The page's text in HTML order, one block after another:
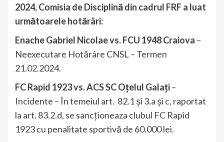
2024, Comisia de Disciplină din cadrul FRF a luat
următoarele hotărâri:
Enache Gabriel Nicolae vs. FCU 1948 Craiova –
Neexecutare Hotărâre CNSL – Termen
21.02.2024.
FC Rapid 1923 vs. ACS SC Oțelul Galați–
Incidente – În temeiul art. 82.1 și 3.a și c, raportat
la art. 83.2.d, se sancționeaza clubul FC Rapid
1923 cu penalitate sportivă de 60.000 lei.